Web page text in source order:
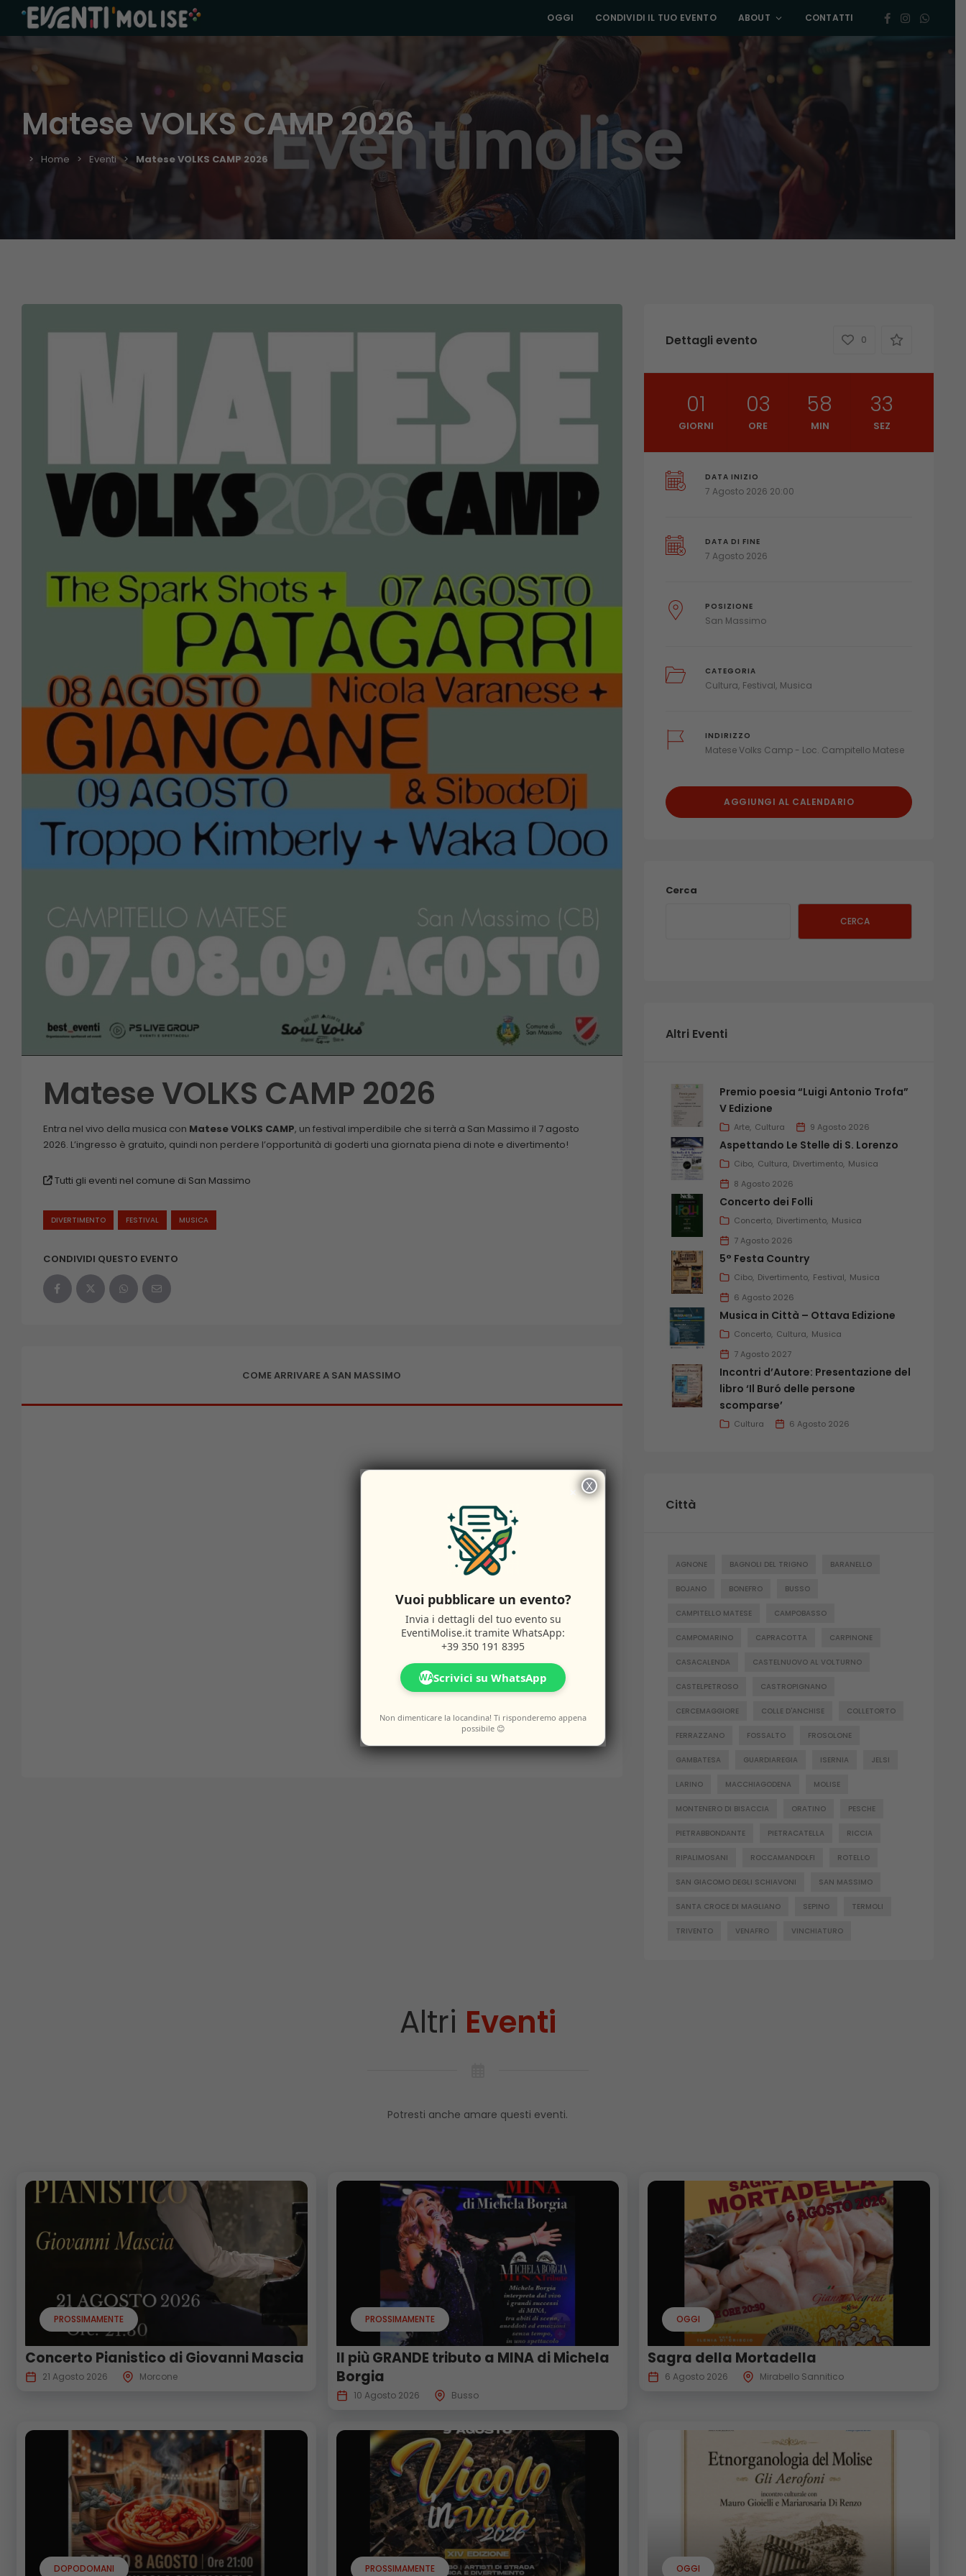
OGGI CONDIVIDI IL TUO EVENTO ABOUT CONTATTI
Matese VOLKS CAMP 2026
Home Eventi Matese VOLKS CAMP 2026
Matese VOLKS CAMP 2026
Entra nel vivo della musica con Matese VOLKS CAMP, un festival imperdibile che si terrà a San Massimo il 7 agosto
2026. L’ingresso è gratuito, quindi non perdere l’opportunità di goderti una giornata piena di note e divertimento!
Tutti gli eventi nel comune di San Massimo
DIVERTIMENTO FESTIVAL MUSICA
CONDIVIDI QUESTO EVENTO
COME ARRIVARE A SAN MASSIMO
Dettagli evento 0
01
GIORNI
03
ORE
58
MIN
31
SEZ
DATA INIZIO
7 Agosto 2026 20:00
DATA DI FINE
7 Agosto 2026
POSIZIONE
San Massimo
CATEGORIA
Cultura Festival Musica
INDIRIZZO
Matese Volks Camp - Loc. Campitello Matese
AGGIUNGI AL CALENDARIO
Cerca
CERCA
Altri Eventi
Premio poesia “Luigi Antonio Trofa”
V Edizione
Arte Cultura 9 Agosto 2026
Aspettando Le Stelle di S. Lorenzo
Cibo Cultura Divertimento Musica
8 Agosto 2026
Concerto dei Folli
Concerto Divertimento Musica
7 Agosto 2026
5° Festa Country
Cibo Divertimento Festival Musica
6 Agosto 2026
Musica in Città – Ottava Edizione
Concerto Cultura Musica
7 Agosto 2027
Incontri d’Autore: Presentazione del
libro ‘Il Buró delle persone
scomparse’
Cultura 6 Agosto 2026
Città
AGNONE BAGNOLI DEL TRIGNO BARANELLO
BOJANO BONEFRO BUSSO
CAMPITELLO MATESE CAMPOBASSO
CAMPOMARINO CAPRACOTTA CARPINONE
CASACALENDA CASTELNUOVO AL VOLTURNO
CASTELPETROSO CASTROPIGNANO
CERCEMAGGIORE COLLE D'ANCHISE COLLETORTO
FERRAZZANO FOSSALTO FROSOLONE
GAMBATESA GUARDIAREGIA ISERNIA JELSI
LARINO MACCHIAGODENA MOLISE
MONTENERO DI BISACCIA ORATINO PESCHE
PIETRABBONDANTE PIETRACATELLA RICCIA
RIPALIMOSANI ROCCAMANDOLFI ROTELLO
SAN GIACOMO DEGLI SCHIAVONI SAN MASSIMO
SANTA CROCE DI MAGLIANO SEPINO TERMOLI
TRIVENTO VENAFRO VINCHIATURO
Altri Eventi
Potresti anche amare questi eventi.
PROSSIMAMENTE
Concerto Pianistico di Giovanni Mascia
21 Agosto 2026 Morcone
PROSSIMAMENTE
Il più GRANDE tributo a MINA di Michela
Borgia
10 Agosto 2026 Busso
OGGI
Sagra della Mortadella
6 Agosto 2026 Mirabello Sannitico
DOPODOMANI PROSSIMAMENTE OGGI
×
Vuoi pubblicare un evento?
Invia i dettagli del tuo evento su
EventiMolise.it tramite WhatsApp:
+39 350 191 8395
WAScrivici su WhatsApp
Non dimenticare la locandina! Ti risponderemo appena
possibile 😊
X